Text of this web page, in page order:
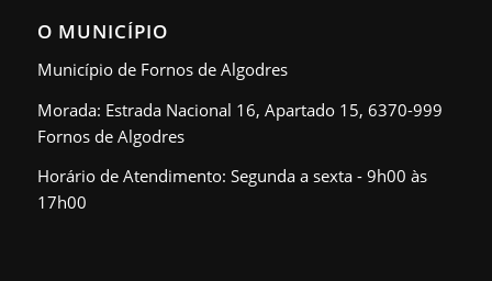
O MUNICÍPIO
Município de Fornos de Algodres
Morada: Estrada Nacional 16, Apartado 15, 6370-999
Fornos de Algodres
Horário de Atendimento: Segunda a sexta - 9h00 às
17h00